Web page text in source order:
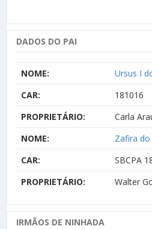
DADOS DO PAI
NOME:
Ursus I
CAR:
181016
PROPRIETÁRIO:
Carla
NOME:
Zafira
CAR:
SBCPA
PROPRIETÁRIO:
Walter
IRMÃOS DE NINHADA